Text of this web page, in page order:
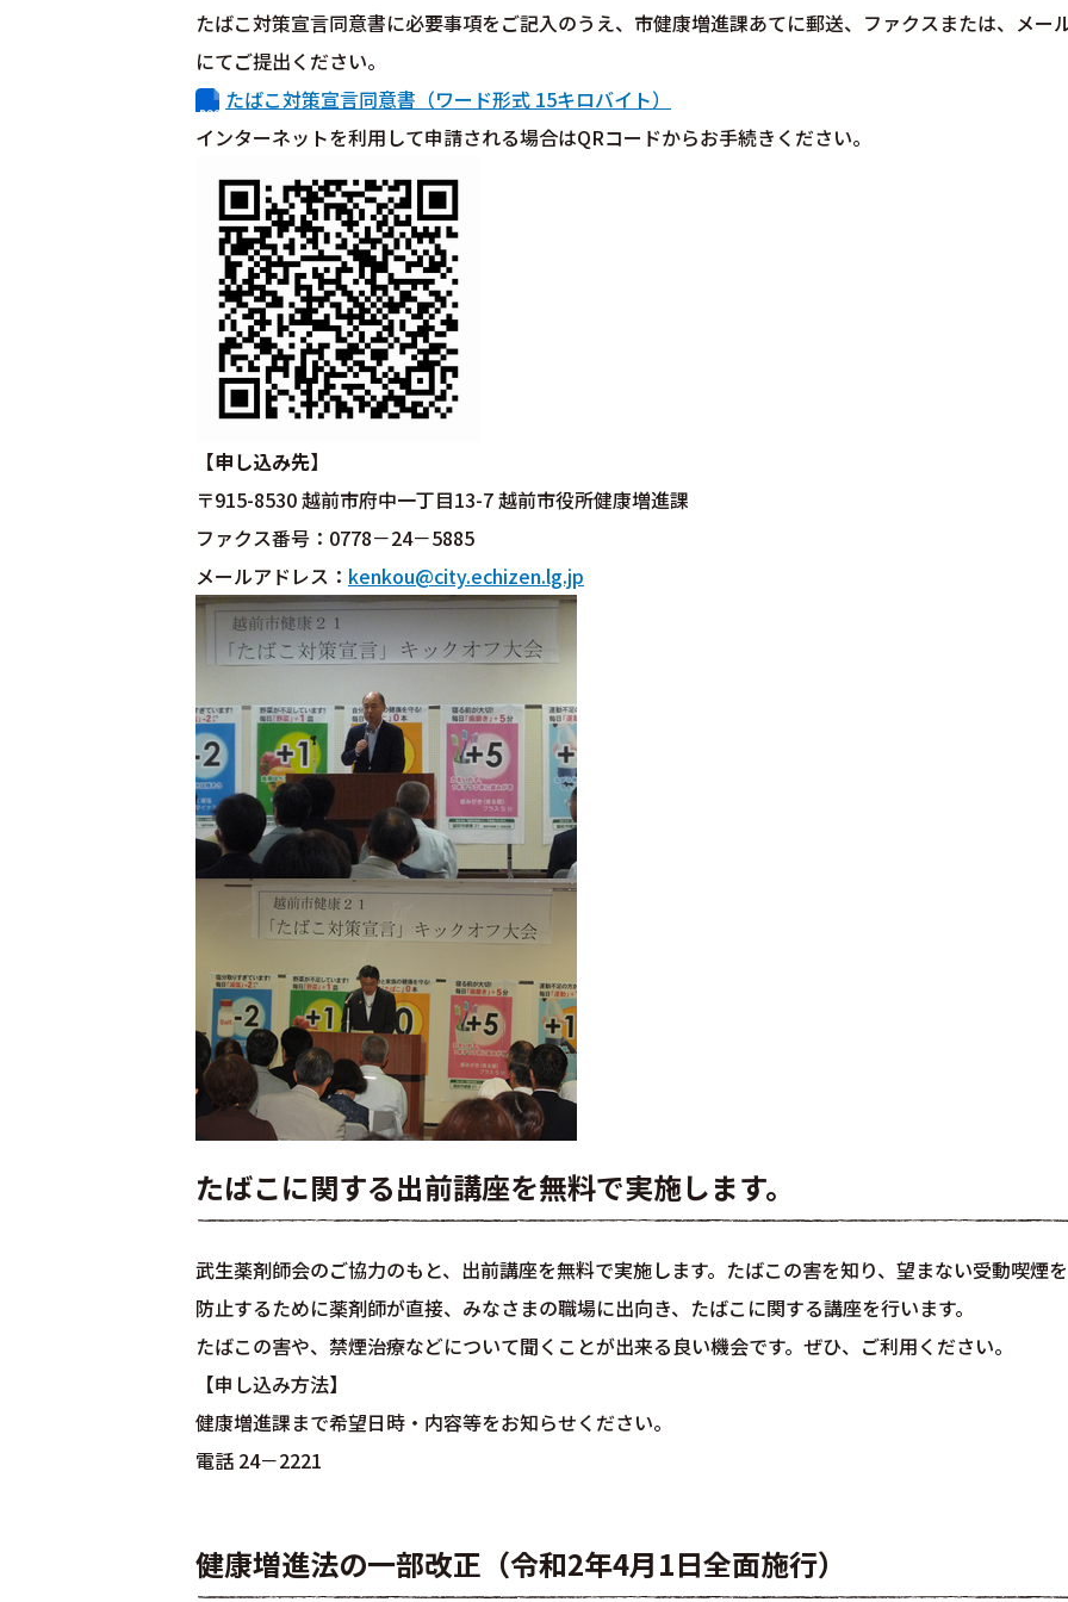
たばこ対策宣言同意書に必要事項をご記入のうえ、市健康増進課あてに郵送、ファクスまたは、メー
にてご提出ください。
たばこ対策宣言同意書（ワード形式 15キロバイト）
インターネットを利用して申請される場合はQRコードからお手続きください。
【申し込み先】
〒915-8530 越前市府中一丁目13-7 越前市役所健康増進課
ファクス番号：0778－24－5885
メールアドレス： kenkou@city.echizen.lg.jp
たばこに関する出前講座を無料で実施します。
武生薬剤師会のご協力のもと、出前講座を無料で実施します。たばこの害を知り、望まない受動喫煙を
防止するために薬剤師が直接、みなさまの職場に出向き、たばこに関する講座を行います。
たばこの害や、禁煙治療などについて聞くことが出来る良い機会です。ぜひ、ご利用ください。
【申し込み方法】
健康増進課まで希望日時・内容等をお知らせください。
電話 24－2221
健康増進法の一部改正（令和2年4月1日全面施行）